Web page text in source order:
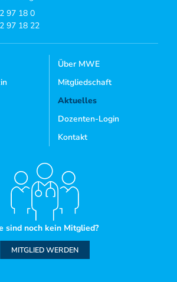
97 18 0
97 18 22
Über MWE
Mitgliedschaft
Aktuelles
Dozenten-Login
Kontakt
sind noch kein Mitglied?
MITGLIED WERDEN